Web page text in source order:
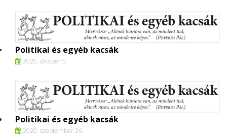
Politikai és egyéb kacsák
2020. oktober 5.
Politikai és egyéb kacsák
2020. szeptember 26.